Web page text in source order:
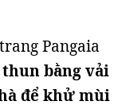
Pangaia
thun bằng vải
để khử mùi